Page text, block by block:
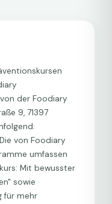
der Foodiary
9, 71397
von Foodiary
umfassen
Mit bewusster
sowie
für mehr